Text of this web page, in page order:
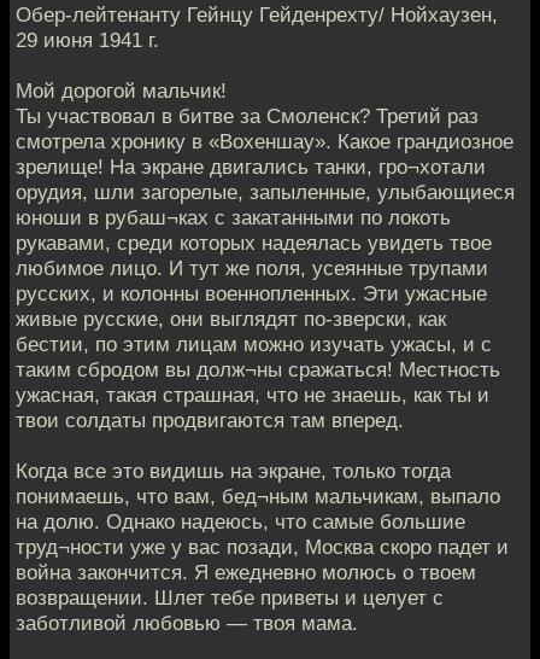
Обер-лейтенанту Гейнцу Гейденрехту/ Нойхаузен,
29 июня 1941 г.
Мой дорогой мальчик!
Ты участвовал в битве за Смоленск? Третий раз
смотрела хронику в «Вохеншау». Какое грандиозное
зрелище! На экране двигались танки, гро¬хотали
орудия, шли загорелые, запыленные, улыбающиеся
юноши в рубаш¬ках с закатанными по локоть
рукавами, среди которых надеялась увидеть твое
любимое лицо. И тут же поля, усеянные трупами
русских, и колонны военнопленных. Эти ужасные
живые русские, они выглядят по-зверски, как
бестии, по этим лицам можно изучать ужасы, и с
таким сбродом вы долж¬ны сражаться! Местность
ужасная, такая страшная, что не знаешь, как ты и
твои солдаты продвигаются там вперед.
Когда все это видишь на экране, только тогда
понимаешь, что вам, бед¬ным мальчикам, выпало
на долю. Однако надеюсь, что самые большие
труд¬ности уже у вас позади, Москва скоро падет и
война закончится. Я ежедневно молюсь о твоем
возвращении. Шлет тебе приветы и целует с
заботливой любовью — твоя мама.